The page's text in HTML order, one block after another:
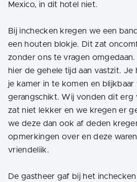
Mexico, in dit hotel niet.
Bij inchecken kregen we een
een houten blokje. Dit zat
zonder ons te vragen
hier de gehele tijd aan vastzit.
je kamer in te komen en
gerangschikt. Wij vonden dit erg
zat niet lekker en we kregen er
we deze dan ook af deden
opmerkingen over en deze
vriendeliik.
De gastheer gaf bij het